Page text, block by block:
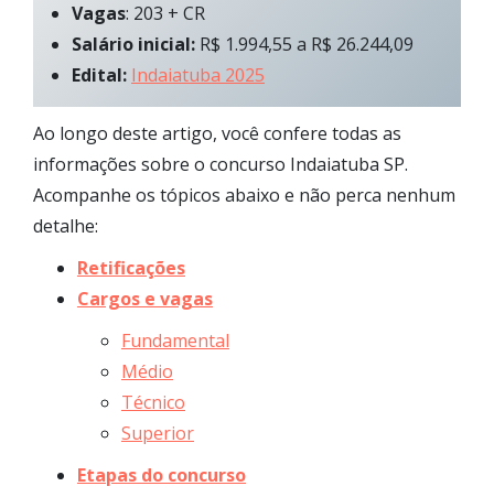
Vagas: 203 + CR
Salário inicial: R$ 1.994,55 a R$ 26.244,09
Edital: Indaiatuba 2025
Ao longo deste artigo, você confere todas as
informações sobre o concurso Indaiatuba SP.
Acompanhe os tópicos abaixo e não perca nenhum
detalhe:
Retificações
Cargos e vagas
Fundamental
Médio
Técnico
Superior
Etapas do concurso